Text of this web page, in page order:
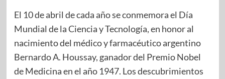
El 10 de abril de cada año se conmemora el Día
Mundial de la Ciencia y Tecnología, en honor al
nacimiento del médico y farmacéutico argentino
Bernardo A. Houssay, ganador del Premio Nobel
de Medicina en el año 1947. Los descubrimientos